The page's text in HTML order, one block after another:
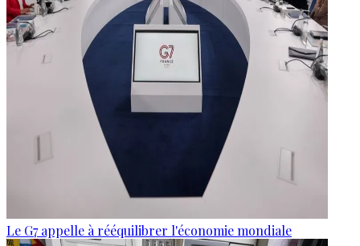
Le G7 appelle à rééquilibrer l'économie mondiale